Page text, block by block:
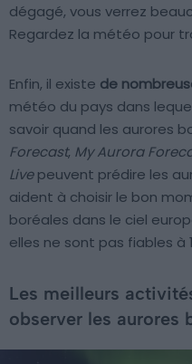
dégagé, vous verrez
Regardez la météo pour
Enfin, il existe de
météo du pays dans
savoir quand les aurores
Forecast, My Aurora
Livepeuvent prédire les
aident à choisir le bon
boréales dans le ciel
elles ne sont pas fiables à
Les meilleurs
observer les aurores